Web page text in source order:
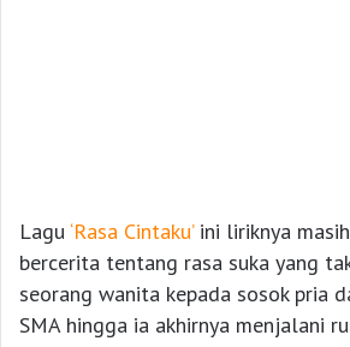
Lagu ‘Rasa Cintaku’ini liriknya
bercerita tentang rasa suka yang
seorang wanita kepada sosok pria
SMA hingga ia akhirnya menjalani